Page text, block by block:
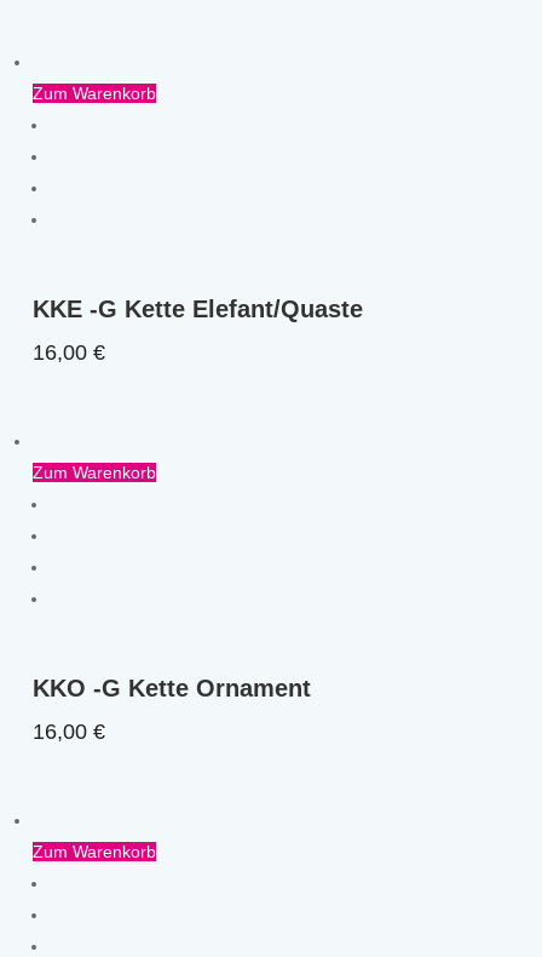
Zum Warenkorb
KKE -G Kette Elefant/Quaste
16,00€
Zum Warenkorb
KKO -G Kette Ornament
16,00€
Zum Warenkorb